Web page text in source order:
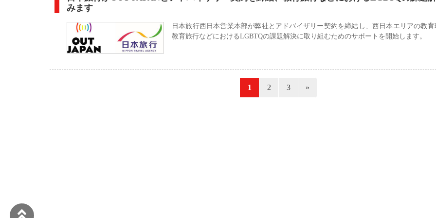
みます
日本旅行西日本営業本部が弊社とアドバイザリー契約を締結し、西日本エリアの教育
教育旅行などにおけるLGBTQの課題解決に取り組むためのサポートを開始します。
1 2 3 »